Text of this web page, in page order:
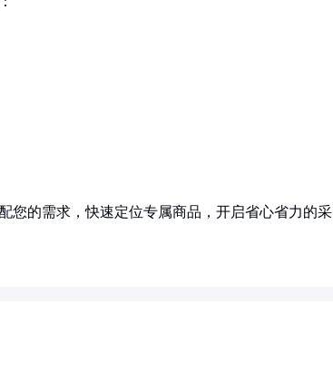
您的需求，快速定位专属商品，开启省心省力的采